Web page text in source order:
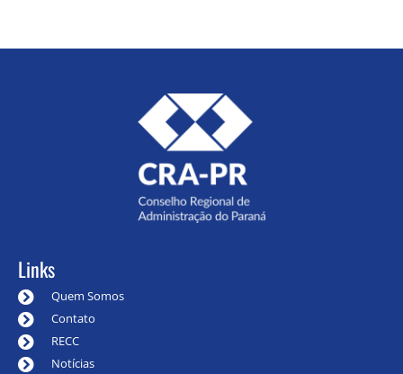
Links
Quem Somos
Contato
RECC
Notícias